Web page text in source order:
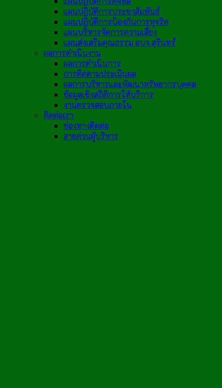
แผนปฏิบัติการประชาสัมพันธ์
แผนปฏิบัติการป้องกันการทุจริต
แผนบริหารจัดการความเสี่ยง
แผนส่งเสริมคุณธรรม อบจ.สุรินทร์
ผลการดำเนินงาน
ผลการดำเนินการ
การติดตามประเมินผล
ผลการบริหารและพัฒนาทรัพยากรบุคคล
ข้อมูลเชิงสถิติการให้บริการ
งานตรวจสอบภายใน
ติดต่อเรา
ช่องทางติดต่อ
สายด่วนผู้บริหาร